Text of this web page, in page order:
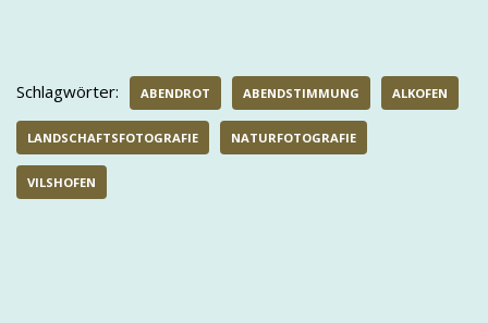
Schlagwörter: ABENDROT ABENDSTIMMUNG ALKOFEN
LANDSCHAFTSFOTOGRAFIE NATURFOTOGRAFIE
VILSHOFEN